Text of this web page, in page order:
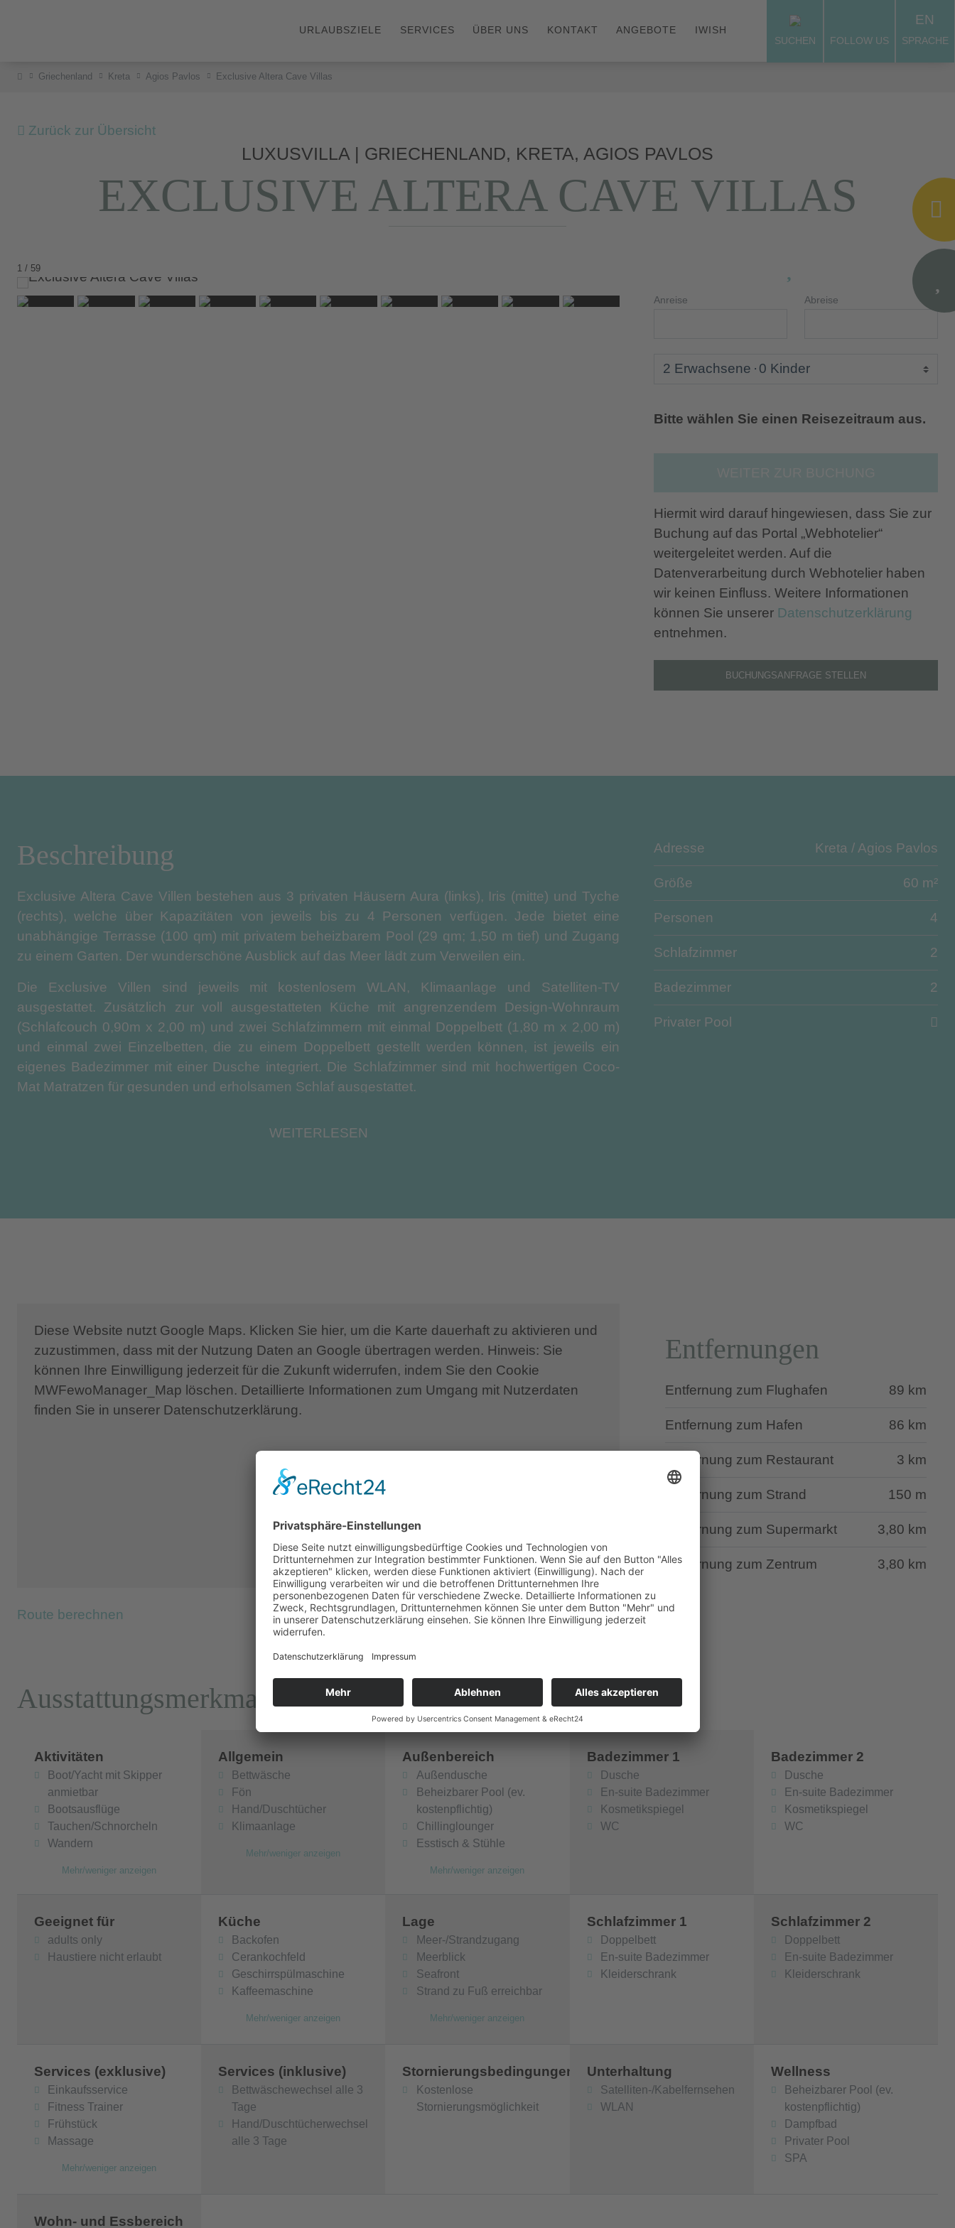
URLAUBSZIELE SERVICES ÜBER UNS KONTAKT ANGEBOTE IWISH
SUCHEN FOLLOW US
EN
SPRACHE
Griechenland Kreta Agios Pavlos Exclusive Altera Cave Villas
Zurück zur Übersicht
LUXUSVILLA | GRIECHENLAND, KRETA, AGIOS PAVLOS
EXCLUSIVE ALTERA CAVE VILLAS
1 / 59
Anreise Abreise
2 Erwachsene 0 Kinder
Bitte wählen Sie einen Reisezeitraum aus.
Hiermit wird darauf hingewiesen, dass Sie zur
Buchung auf das Portal „Webhotelier“
weitergeleitet werden. Auf die
Datenverarbeitung durch Webhotelier haben
wir keinen Einfluss. Weitere Informationen
können Sie unserer Datenschutzerklärung
entnehmen.
BUCHUNGSANFRAGE STELLEN
Beschreibung
Exclusive Altera Cave Villen bestehen aus 3 privaten Häusern Aura (links), Iris (mitte) und Tyche
(rechts), welche über Kapazitäten von jeweils bis zu 4 Personen verfügen. Jede bietet eine
unabhängige Terrasse (100 qm) mit privatem beheizbarem Pool (29 qm; 1,50 m tief) und Zugang
zu einem Garten. Der wunderschöne Ausblick auf das Meer lädt zum Verweilen ein.
Die Exclusive Villen sind jeweils mit kostenlosem WLAN, Klimaanlage und Satelliten-TV
ausgestattet. Zusätzlich zur voll ausgestatteten Küche mit angrenzendem Design-Wohnraum
(Schlafcouch 0,90m x 2,00 m) und zwei Schlafzimmern mit einmal Doppelbett (1,80 m x 2,00 m)
und einmal zwei Einzelbetten, die zu einem Doppelbett gestellt werden können, ist jeweils ein
eigenes Badezimmer mit einer Dusche integriert. Die Schlafzimmer sind mit hochwertigen Coco-
Mat Matratzen für gesunden und erholsamen Schlaf ausgestattet.
und Erneuerung konzipiert wurde. Umgeben von atemberaubenden Ausblicken auf das Libysche
Poolheizung: vorherige Anmeldung - zusätzliche Kosten fallen an
adults only - für Gäste ab 12 Jahren
Zur Lage:
Individualurlauber sehr geeignet ist. Das kleine Dorf liegt zwischen dem Hafenstädtchen Agia
Galini und Triopetra sowie weiter dann in westlicher Richtung Preveli sowie Plakias und bietet
einige kleine Tavernen und einen Minimarkt.
Die vielen schönen Strände in der Umgebung bieten bedingungslosen Freiraum für Erholung.
Die Villa besitzt die Lizenz der griechischen Fremdenverkehrsbehörde mit der Nummer
WEITERLESEN
Adresse Kreta / Agios Pavlos
Größe 60 m²
Personen 4
Schlafzimmer 2
Badezimmer 2
Privater Pool
Diese Website nutzt Google Maps. Klicken Sie hier, um die Karte dauerhaft zu aktivieren und
zuzustimmen, dass mit der Nutzung Daten an Google übertragen werden. Hinweis: Sie
können Ihre Einwilligung jederzeit für die Zukunft widerrufen, indem Sie den Cookie
MWFewoManager_Map löschen. Detaillierte Informationen zum Umgang mit Nutzerdaten
finden Sie in unserer Datenschutzerklärung.
Route berechnen
Entfernungen
Entfernung zum Flughafen 89 km
Entfernung zum Hafen 86 km
Entfernung zum Restaurant 3 km
Entfernung zum Strand 150 m
Entfernung zum Supermarkt 3,80 km
Entfernung zum Zentrum 3,80 km
Ausstattungsmerkmale
Aktivitäten
Boot/Yacht mit Skipper
anmietbar
Bootsausflüge
Tauchen/Schnorcheln
Wandern
Mehr/weniger anzeigen
Allgemein
Bettwäsche
Fön
Hand/Duschtücher
Klimaanlage
Mehr/weniger anzeigen
Außenbereich
Außendusche
Beheizbarer Pool (ev.
kostenpflichtig)
Chillinglounger
Esstisch & Stühle
Mehr/weniger anzeigen
Badezimmer 1
Dusche
En-suite Badezimmer
Kosmetikspiegel
WC
Badezimmer 2
Dusche
En-suite Badezimmer
Kosmetikspiegel
WC
Geeignet für
adults only
Haustiere nicht erlaubt
Küche
Backofen
Cerankochfeld
Geschirrspülmaschine
Kaffeemaschine
Mehr/weniger anzeigen
Lage
Meer-/Strandzugang
Meerblick
Seafront
Strand zu Fuß erreichbar
Mehr/weniger anzeigen
Schlafzimmer 1
Doppelbett
En-suite Badezimmer
Kleiderschrank
Schlafzimmer 2
Doppelbett
En-suite Badezimmer
Kleiderschrank
Services (exklusive)
Einkaufsservice
Fitness Trainer
Frühstück
Massage
Mehr/weniger anzeigen
Services (inklusive)
Bettwäschewechsel alle 3
Tage
Hand/Duschtücherwechsel
alle 3 Tage
Stornierungsbedingungen
Kostenlose
Stornierungsmöglichkeit
Unterhaltung
Satelliten-/Kabelfernsehen
WLAN
Wellness
Beheizbarer Pool (ev.
kostenpflichtig)
Dampfbad
Privater Pool
SPA
Wohn- und Essbereich